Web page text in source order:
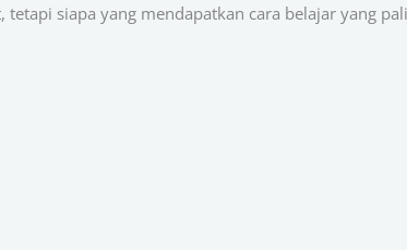
siapa yang mendapatkan cara belajar yang